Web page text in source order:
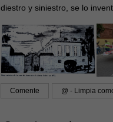
diestro y siniestro, se lo
Comente @ - Limpia